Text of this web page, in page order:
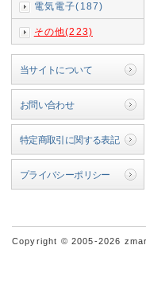
電気電子(187)
その他(223)
当サイトについて
お問い合わせ
特定商取引に関する表記
プライバシーポリシー
Copyright © 2005-2026